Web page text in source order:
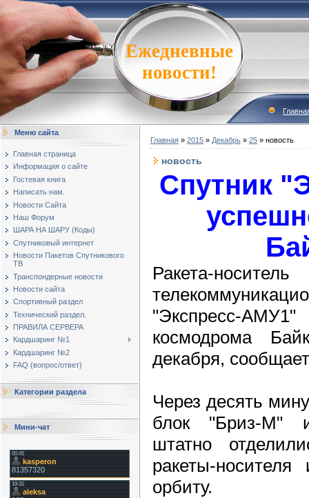
Ежедневные
новости!
Меню сайта
Главная страница
Информация о сайте
Гостевая книга
Написать нам.
Новости Сайта
Наш Форум
ШАРА НА ШАРУ (Коды)
Спутниковый интернет
Новости Пакетов Спутникового
ТВ
Транспондерные новости
Новости сайта
Спортивный раздел
Технический раздел.
ПРАВИЛА СЕРВЕРА
Кардшаринг №1
Кардшаринг №2
FAQ (вопрос/ответ)
Категории раздела
Мини-чат
Главная » 2015 » Декабрь » 25 » новость
новость
Спутник
Ракета-
"Экспресс-
космодрома
декабря,
Через десять
блок "Бриз-М"
штатно
ракеты-
орбиту.